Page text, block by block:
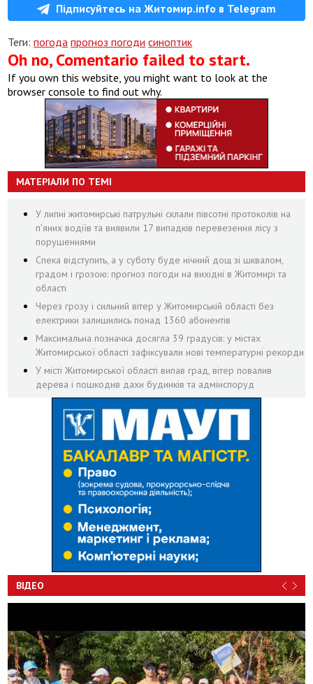
Підписуйтесь на Житомир.info в Telegram
Теги:погода прогноз погоди синоптик
Oh no, Comentario failed to start.
If you own this website, you might want to look at the
browser console to find out why.
МАТЕРІАЛИ ПО ТЕМІ
У липні житомирські патрульні склали півсотні протоколів на
пʼяних водіїв та виявили 17 випадків перевезення лісу з
порушеннями
Спека відступить, а у суботу буде нічний дощ зі шквалом,
градом і грозою: прогноз погоди на вихідні в Житомирі та
області
Через грозу і сильний вітер у Житомирській області без
електрики залишились понад 1360 абонентів
Максимальна позначка досягла 39 градусів: у містах
Житомирської області зафіксували нові температурні рекорди
У місті Житомирської області випав град, вітер повалив
дерева і пошкодив дахи будинків та адмінспоруд
ВІДЕО